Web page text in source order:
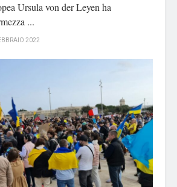
Ursula von der Leyen ha
...
2022